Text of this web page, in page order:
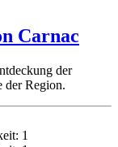
Carnac
der
der Region.